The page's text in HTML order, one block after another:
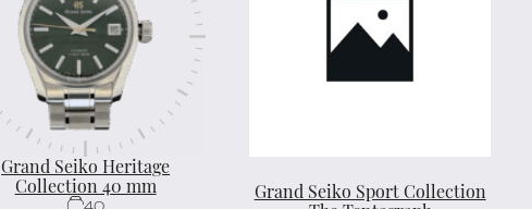
Grand Seiko Heritage
Collection 40 mm
Grand Seiko Sport Collection